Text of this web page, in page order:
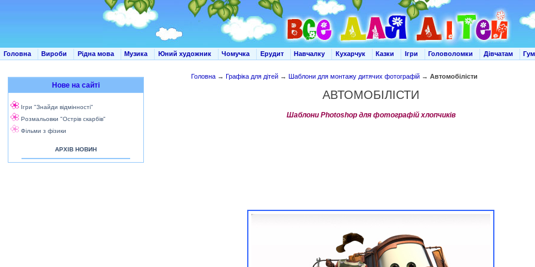
Головна Вироби Рідна мова Музика Юний художник Чомучка Ерудит Навчалку Кухарчук Казки Ігри Головоломки Дівчатам
Нове на сайті
Ігри "Знайди відмінності"
Розмальовки "Острів скарбів"
Фільми з фізики
АРХІВ НОВИН
Головна →Графіка для дітей →Шаблони для монтажу дитячих фотографій →Автомобілісти
АВТОМОБІЛІСТИ
Шаблони Photoshop для фотографій хлопчиків